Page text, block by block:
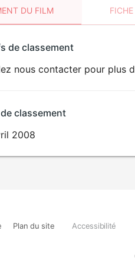
DU FILM
de classement
nous contacter pour plus
classement
2008
Plan du site Accessibilité